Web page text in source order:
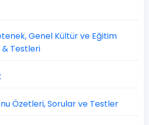
Genel Kültür ve Eğitim
& Testleri
Özetleri, Sorular ve Testler